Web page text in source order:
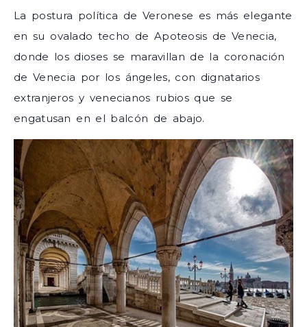
La postura política de Veronese es más elegante
en su ovalado techo de Apoteosis de Venecia,
donde los dioses se maravillan de la coronación
de Venecia por los ángeles, con dignatarios
extranjeros y venecianos rubios que se
engatusan en el balcón de abajo.